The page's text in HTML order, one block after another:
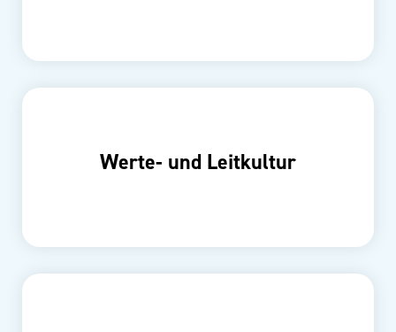
Werte- und Leitkultur